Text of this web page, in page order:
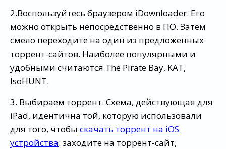
2.Воспользуйтесь браузером iDownloader. Его
можно открыть непосредственно в ПО. Затем
смело переходите на один из предложенных
торрент-сайтов. Наиболее популярными и
удобными считаются The Pirate Bay, KAT,
IsoHUNT.
3. Выбираем торрент. Схема, действующая для
iPad, идентична той, которую использовали
для того, чтобы скачать торрент на iOS
устройства: заходите на торрент-сайт,